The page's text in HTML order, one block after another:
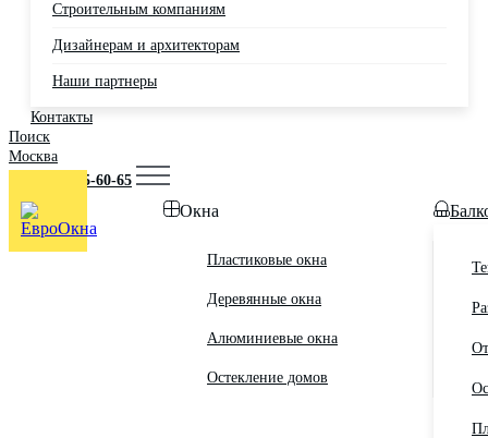
Строительным компаниям
Дизайнерам и архитекторам
Наши партнеры
Контакты
Поиск
Москва
+7 (495) 725-60-65
Окна
Пластиковые окна
Деревянные окна
Алюминиевые окна
Остекление домов